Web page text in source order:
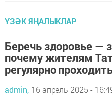
ҮЗӘК ЯҢАЛЫКЛАР
Беречь здоровье —
почему жителям
регулярно
admin, 16 апрель 2025 -